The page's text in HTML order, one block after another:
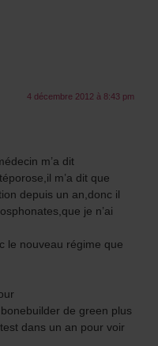
4 décembre 2012 à 8:43 pm
m’a dit
m’a dit que
depuis un an,donc il
je n’ai
le nouveau régime que
de green plus
dans un an pour voir